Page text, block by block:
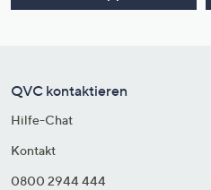
QVC kontaktieren
Hilfe-Chat
Kontakt
0800 2944 444